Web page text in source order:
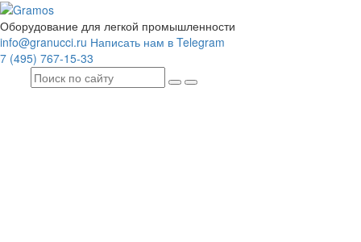
Оборудование для легкой промышленности
info@granucci.ru Написать нам в Telegram
7 (495) 767-15-33